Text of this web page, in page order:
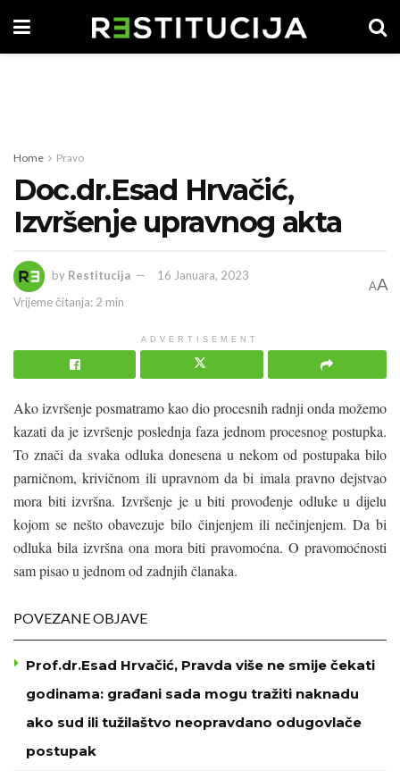
Home Pravo
Doc.dr.Esad Hrvačić,
Izvršenje upravnog akta
by Restitucija
16 Januara, 2023
Vrijeme čitanja: 2 min
AA
ADVERTISEMENT
Ako izvršenje posmatramo kao dio procesnih radnji onda možemo
kazati da je izvršenje poslednja faza jednom procesnog postupka.
To znači da svaka odluka donesena u nekom od postupaka bilo
parničnom, krivičnom ili upravnom da bi imala pravno dejstvao
mora biti izvršna. Izvršenje je u biti provođenje odluke u dijelu
kojom se nešto obavezuje bilo činjenjem ili nečinjenjem. Da bi
odluka bila izvršna ona mora biti pravomoćna. O pravomoćnosti
sam pisao u jednom od zadnjih članaka.
POVEZANE OBJAVE
Prof.dr.Esad Hrvačić, Pravda više ne smije čekati
godinama: građani sada mogu tražiti naknadu
ako sud ili tužilaštvo neopravdano odugovlače
postupak